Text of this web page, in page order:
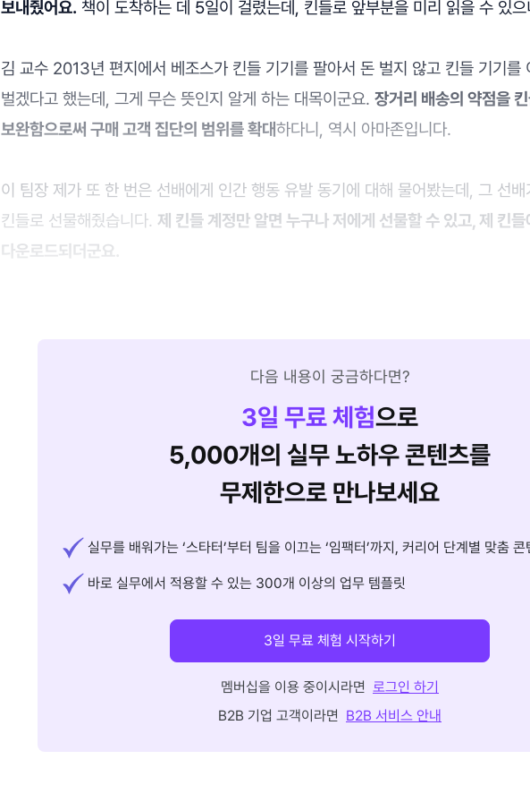
보내줬어요. 책이 도착하는 데 5일이 걸렸는데, 킨들로 앞부분을 미리 읽을 수 있
김 교수 2013년 편지에서 베조스가 킨들 기기를 팔아서 돈 벌지 않고 킨들 기기를
벌겠다고 했는데, 그게 무슨 뜻인지 알게 하는 대목이군요. 장거리 배송의 약점을
보완함으로써 구매 고객 집단의 범위를 확대하다니, 역시 아마존입니다.
이 팀장 제가 또 한 번은 선배에게 인간 행동 유발 동기에 대해 물어봤는데, 그 선
킨들로 선물해줬습니다. 제 킨들 계정만 알면 누구나 저에게 선물할 수 있고, 제 킨
다운로드되더군요.
다음 내용이 궁금하다면?
3일 무료 체험으로
5,000개의 실무 노하우 콘텐츠를
무제한으로 만나보세요
실무를 배워가는 ‘스타터’부터 팀을 이끄는 ‘임팩터’까지, 커리어 단계별 맞춤 콘
바로 실무에서 적용할 수 있는 300개 이상의 업무 템플릿
3일 무료 체험 시작하기
멤버십을 이용 중이시라면 로그인 하기
B2B 기업 고객이라면 B2B 서비스 안내